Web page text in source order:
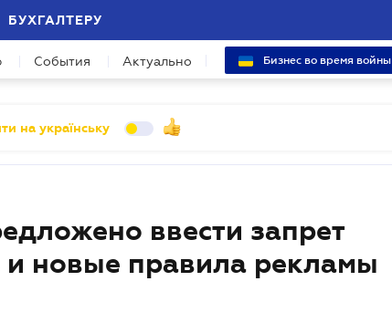
БУХГАЛТЕРУ
События Актуально Бизнес во время войны
на українську
ввести запрет
новые правила рекламы